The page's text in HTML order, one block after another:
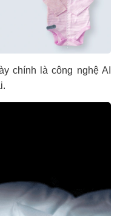
chính là công nghệ AI